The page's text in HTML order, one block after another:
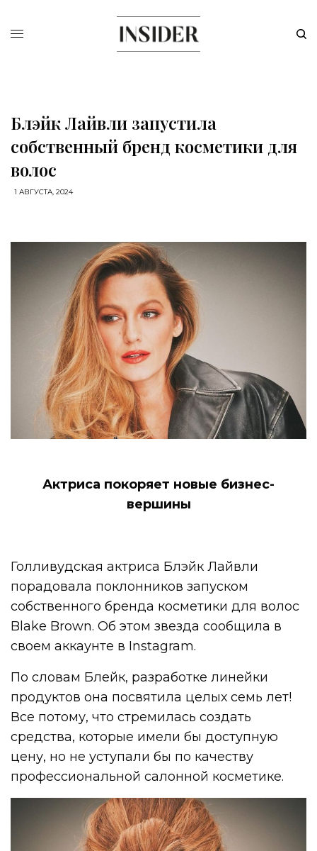
Блэйк Лайвли запустила
собственный бренд косметики для
волос
1 АВГУСТА, 2024
Актриса покоряет новые бизнес-
вершины
Голливудская актриса Блэйк Лайвли
порадовала поклонников запуском
собственного бренда косметики для волос
Blake Brown. Об этом звезда сообщила в
своем аккаунте в Instagram.
По словам Блейк, разработке линейки
продуктов она посвятила целых семь лет!
Все потому, что стремилась создать
средства, которые имели бы доступную
цену, но не уступали бы по качеству
профессиональной салонной косметике.